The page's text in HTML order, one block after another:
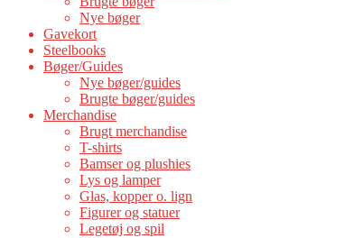
Nye bøger
Gavekort
Steelbooks
Bøger/Guides
Nye bøger/guides
Brugte bøger/guides
Merchandise
Brugt merchandise
T-shirts
Bamser og plushies
Lys og lamper
Glas, kopper o. lign
Figurer og statuer
Legetøj og spil